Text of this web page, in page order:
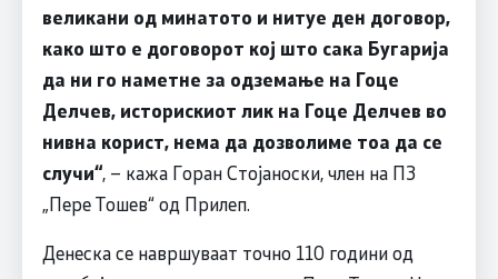
великани од минатото и нитуе ден договор,
како што е договорот кој што сака Бугарија
да ни го наметне за одземање на Гоце
Делчев, историскиот лик на Гоце Делчев во
нивна корист, нема да дозволиме тоа да се
случи“, – кажа Горан Стојаноски, член на ПЗ
„Пере Тошев“ од Прилеп.
Денеска се навршуваат точно 110 години од